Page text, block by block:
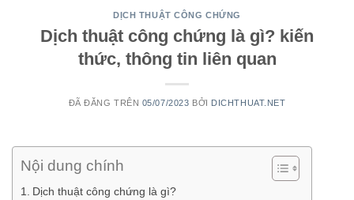
DỊCH THUẬT CÔNG CHỨNG
Dịch thuật công chứng là gì? kiến
thức, thông tin liên quan
ĐÃ ĐĂNG TRÊN 05/07/2023 BỞI DICHTHUAT.NET
Nội dung chính
Dịch thuật công chứng là gì?